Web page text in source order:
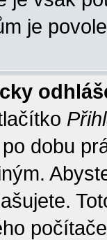
je
dobu